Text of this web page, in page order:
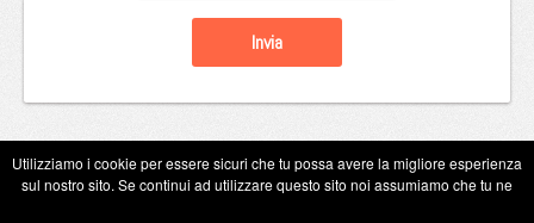
Copyright Eugenio Guarini 2026
Utilizziamo i cookie per essere sicuri che tu possa avere la migliore esperienza
sul nostro sito. Se continui ad utilizzare questo sito noi assumiamo che tu ne